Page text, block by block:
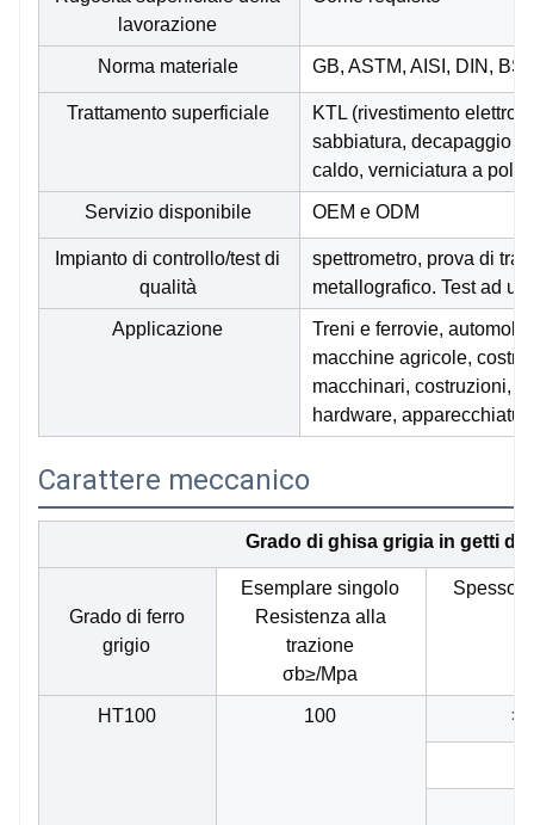
lavorazione
Norma materiale GB, ASTM, AISI, DIN,
Trattamento superficiale
KTL (rivestimento
sabbiatura, decapaggio
caldo, verniciatura a
Servizio disponibile OEM e ODM
Impianto di controllo/test di
qualità
spettrometro, prova di
metallografico. Test ad
Applicazione
Treni e ferrovie,
macchine agricole,
macchinari, costruzioni,
hardware,
Carattere meccanico
Grado di ghisa grigia in getti di
Grado di ferro
grigio
Esemplare singolo
Resistenza alla
trazione
σb≥/Mpa
HT100 100